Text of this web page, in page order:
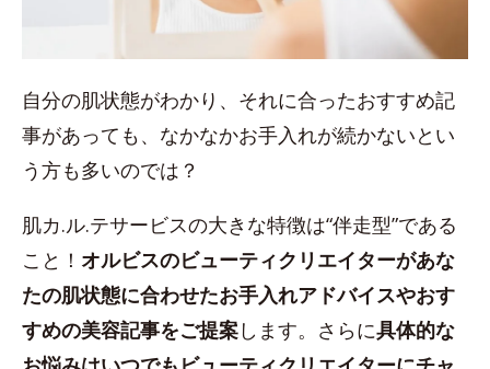
自分の肌状態がわかり、それに合ったおすすめ記
事があっても、なかなかお手入れが続かないとい
う方も多いのでは？
肌カ.ル.テサービスの大きな特徴は“伴走型”である
こと！ オルビスのビューティクリエイターがあな
たの肌状態に合わせたお手入れアドバイスやおす
すめの美容記事をご提案します。さらに具体的な